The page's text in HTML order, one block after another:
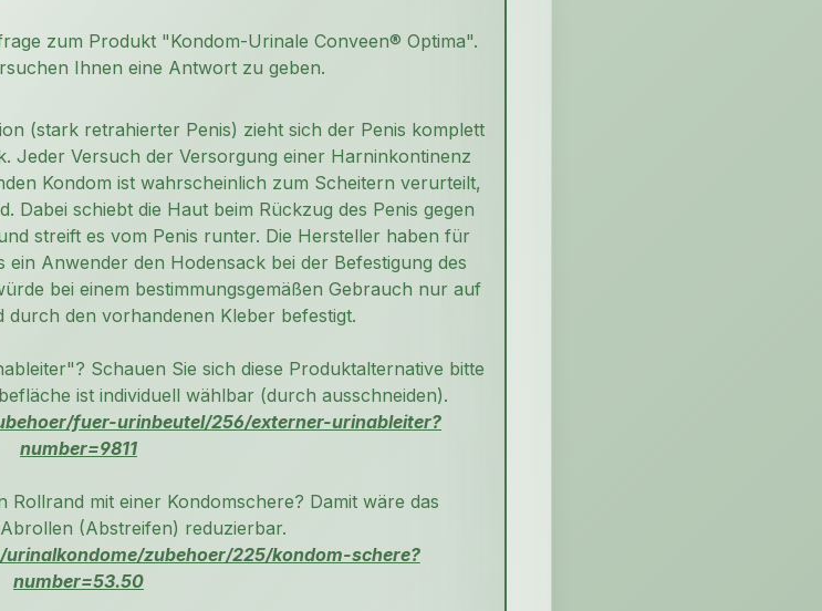
zum Produkt "Kondom-Urinale Conveen® Optima".
Ihnen eine Antwort zu geben.
(stark retrahierter Penis) zieht sich der Penis komplett
Jeder Versuch der Versorgung einer Harninkontinenz
Kondom ist wahrscheinlich zum Scheitern verurteilt,
Dabei schiebt die Haut beim Rückzug des Penis gegen
streift es vom Penis runter. Die Hersteller haben für
Anwender den Hodensack bei der Befestigung des
bei einem bestimmungsgemäßen Gebrauch nur auf
durch den vorhandenen Kleber befestigt.
Schauen Sie sich diese Produktalternative bitte
ist individuell wählbar (durch ausschneiden).
fuer-urinbeutel/256/externer-urinableiter?
number=9811
Rollrand mit einer Kondomschere? Damit wäre das
(Abstreifen) reduzierbar.
zubehoer/225/kondom-schere?
number=53.50